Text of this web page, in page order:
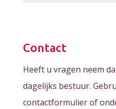
Contact
Heeft u vragen neem
dagelijks bestuur.
contactformulier of